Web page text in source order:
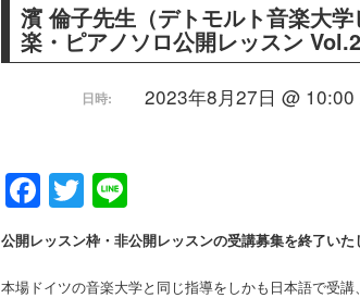
濱 倫子先生（デトモルト音楽大
楽・ピアノソロ公開レッスン Vol.2
日時: 2023年8月27日 @
Facebook
Twitter
公開レッスン枠・非公開レッスンの受講募集を終了い
本場ドイツの音楽大学と同じ指導をしかも日本語で受